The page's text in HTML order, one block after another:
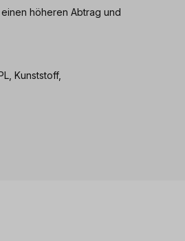
höheren Abtrag und
Kunststoff,